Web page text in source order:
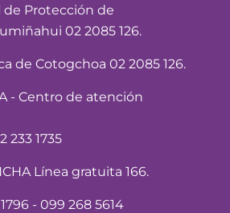
Protección de
02 2085 126.
de Cotogchoa 02 2085 126.
- Centro de atención
233 1735
Línea gratuita 166.
- 099 268 5614